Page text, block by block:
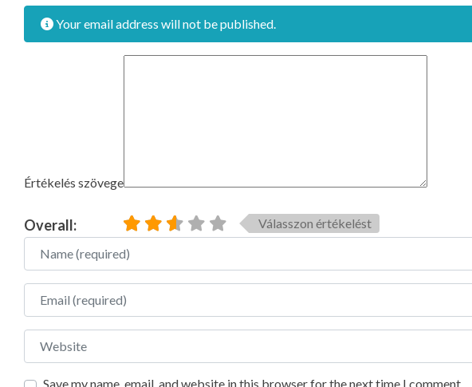
Your email address will not be published.
Értékelés szövege
Overall:
Válasszon értékelést
Name
Email
Website
Save my name, email, and website in this browser for the next time I comment.